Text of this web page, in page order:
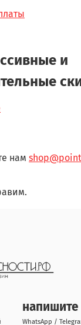
и
нам
WhatsApp /